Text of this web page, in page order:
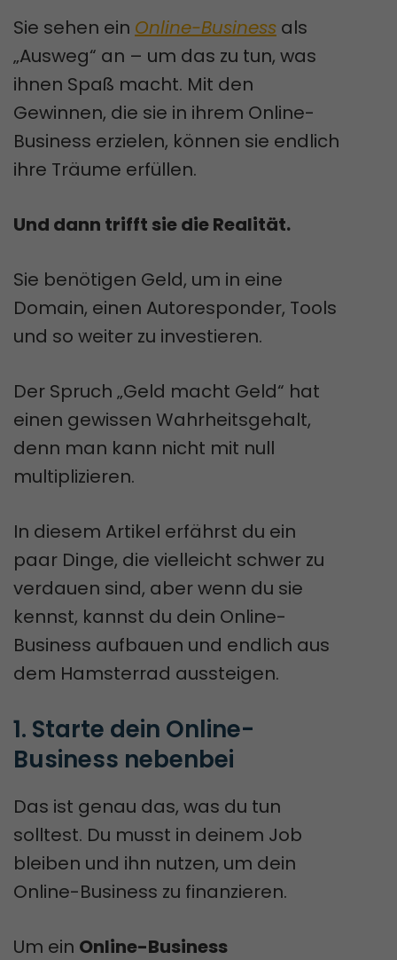
Sie sehen ein Online-Business als
„Ausweg“ an – um das zu tun, was
ihnen Spaß macht. Mit den
Gewinnen, die sie in ihrem Online-
Business erzielen, können sie endlich
ihre Träume erfüllen.
Und dann trifft sie die Realität.
Sie benötigen Geld, um in eine
Domain, einen Autoresponder, Tools
und so weiter zu investieren.
Der Spruch „Geld macht Geld“ hat
einen gewissen Wahrheitsgehalt,
denn man kann nicht mit null
multiplizieren.
In diesem Artikel erfährst du ein
paar Dinge, die vielleicht schwer zu
verdauen sind, aber wenn du sie
kennst, kannst du dein Online-
Business aufbauen und endlich aus
dem Hamsterrad aussteigen.
1. Starte dein Online-
Business nebenbei
Das ist genau das, was du tun
solltest. Du musst in deinem Job
bleiben und ihn nutzen, um dein
Online-Business zu finanzieren.
Um ein Online-Business